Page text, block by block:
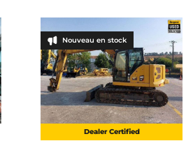
Nouveau en stock
Dealer Certified